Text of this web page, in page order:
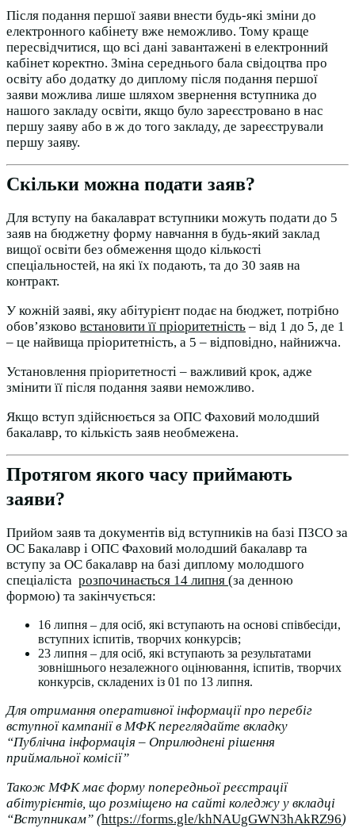
Після подання першої заяви внести будь-які зміни до
електронного кабінету вже неможливо. Тому краще
пересвідчитися, що всі дані завантажені в електронний
кабінет коректно. Зміна середнього бала свідоцтва про
освіту або додатку до диплому після подання першої
заяви можлива лише шляхом звернення вступника до
нашого закладу освіти, якщо було зареєстровано в нас
першу заяву або в ж до того закладу, де зареєстрували
першу заяву.
Скільки можна подати заяв?
Для вступу на бакалаврат вступники можуть подати до 5
заяв на бюджетну форму навчання в будь-який заклад
вищої освіти без обмеження щодо кількості
спеціальностей, на які їх подають, та до 30 заяв на
контракт.
У кожній заяві, яку абітурієнт подає на бюджет, потрібно
обов’язково встановити її пріоритетність – від 1 до 5, де 1
– це найвища пріоритетність, а 5 – відповідно, найнижча.
Установлення пріоритетності – важливий крок, адже
змінити її після подання заяви неможливо.
Якщо вступ здійснюється за ОПС Фаховий молодший
бакалавр, то кількість заяв необмежена.
Протягом якого часу приймають
заяви?
Прийом заяв та документів від вступників на базі ПЗСО за
ОС Бакалавр і ОПС Фаховий молодший бакалавр та
вступу за ОС бакалавр на базі диплому молодшого
спеціаліста розпочинається 14 липня (за денною
формою) та закінчується:
16 липня – для осіб, які вступають на основі співбесіди,
вступних іспитів, творчих конкурсів;
23 липня – для осіб, які вступають за результатами
зовнішнього незалежного оцінювання, іспитів, творчих
конкурсів, складених із 01 по 13 липня.
Для отримання оперативної інформації про перебіг
вступної кампанії в МФК переглядайте вкладку
“Публічна інформація – Оприлюднені рішення
приймальної комісії”
Також МФК має форму попередньої реєстрації
абітурієнтів, що розміщено на сайті коледжу у вкладці
“Вступникам” (https://forms.gle/khNAUgGWN3hAkRZ96)